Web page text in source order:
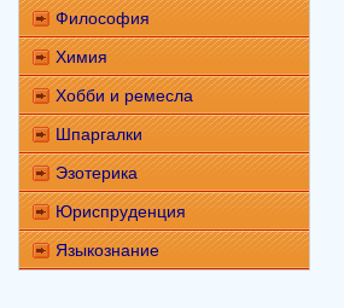
Философия
Химия
Хобби и ремесла
Шпаргалки
Эзотерика
Юриспруденция
Языкознание